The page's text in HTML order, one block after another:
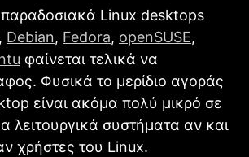
Linux desktops
, Debian, Fedora, openSUSE,
φαίνεται τελικά να
Φυσικά το μερίδιο αγοράς
είναι ακόμα πολύ μικρό σε
λειτουργικά συστήματα αν και
χρήστες του Linux.